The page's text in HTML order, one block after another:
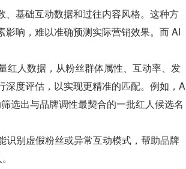
基础互动数据和过往内容风格。这种方
响，难以准确预测实际营销效果。而 AI
红人数据，从粉丝群体属性、互动率、发
度评估，以实现更精准的匹配。例如，A
选出与品牌调性最契合的一批红人候选名
识别虚假粉丝或异常互动模式，帮助品牌